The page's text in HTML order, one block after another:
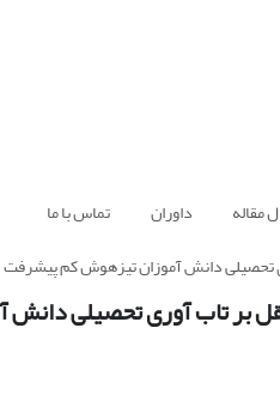
مقاله داوران
تماس با ما
تحصیلی دانش آموزان تیزهوش کم پیشرفت
بر تاب آوری تحصیلی